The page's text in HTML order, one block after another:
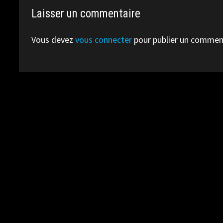
Laisser un commentaire
Vous devezvous connecter pour publier un